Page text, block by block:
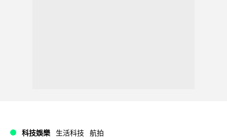
科技娛樂 生活科技 航拍